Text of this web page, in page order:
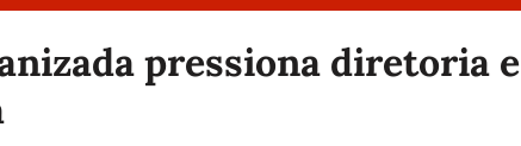
pressiona diretoria e